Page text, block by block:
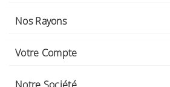
Nos Rayons
Votre Compte